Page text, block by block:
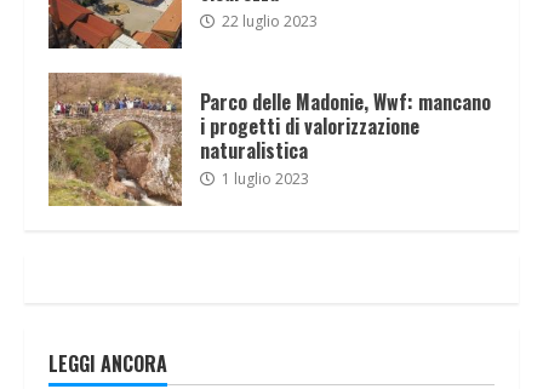
22 luglio 2023
Parco delle Madonie, Wwf: mancano
i progetti di valorizzazione
naturalistica
1 luglio 2023
LEGGI ANCORA